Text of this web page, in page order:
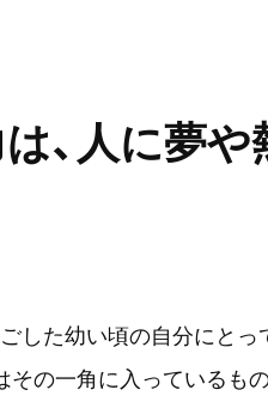
、人に夢
した幼い頃の自分にとっ
の一角に入っているも